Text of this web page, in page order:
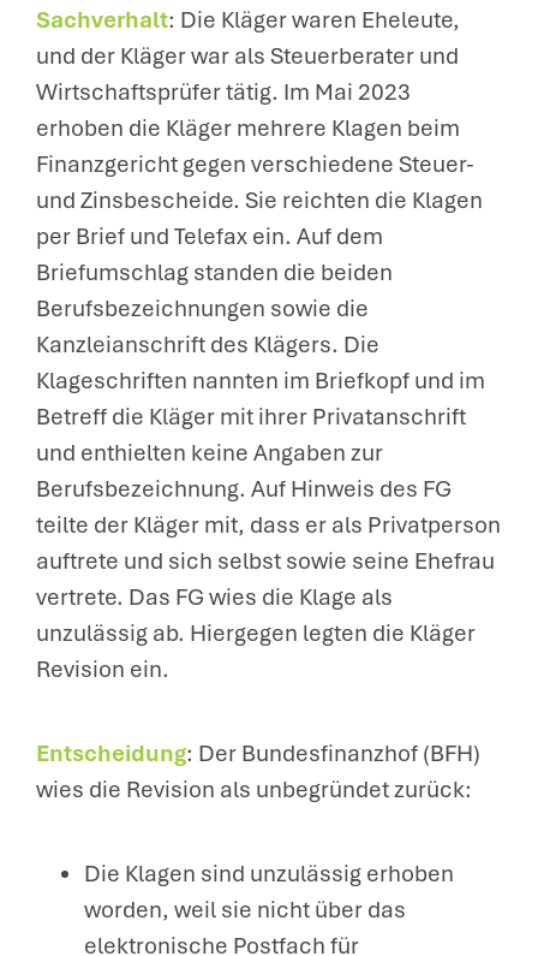
Sachverhalt: Die Kläger waren Eheleute,
und der Kläger war als Steuerberater und
Wirtschaftsprüfer tätig. Im Mai 2023
erhoben die Kläger mehrere Klagen beim
Finanzgericht gegen verschiedene Steuer-
und Zinsbescheide. Sie reichten die Klagen
per Brief und Telefax ein. Auf dem
Briefumschlag standen die beiden
Berufsbezeichnungen sowie die
Kanzleianschrift des Klägers. Die
Klageschriften nannten im Briefkopf und im
Betreff die Kläger mit ihrer Privatanschrift
und enthielten keine Angaben zur
Berufsbezeichnung. Auf Hinweis des FG
teilte der Kläger mit, dass er als Privatperson
auftrete und sich selbst sowie seine Ehefrau
vertrete. Das FG wies die Klage als
unzulässig ab. Hiergegen legten die Kläger
Revision ein.
Entscheidung: Der Bundesfinanzhof (BFH)
wies die Revision als unbegründet zurück:
Die Klagen sind unzulässig erhoben
worden, weil sie nicht über das
elektronische Postfach für